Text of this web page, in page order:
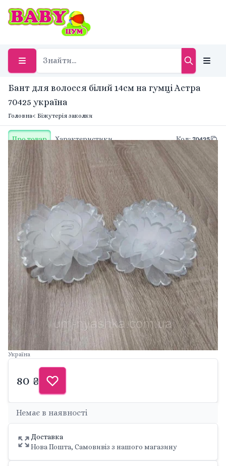
Бант для волосся білий 14см на гумці Астра
70425 україна
Головна< Біжутерія заколки
Про товар Характеристики Код:70425
Україна
80 ₴
Немає в наявності
Доставка
Нова Пошта, Самовивіз з нашого магазину